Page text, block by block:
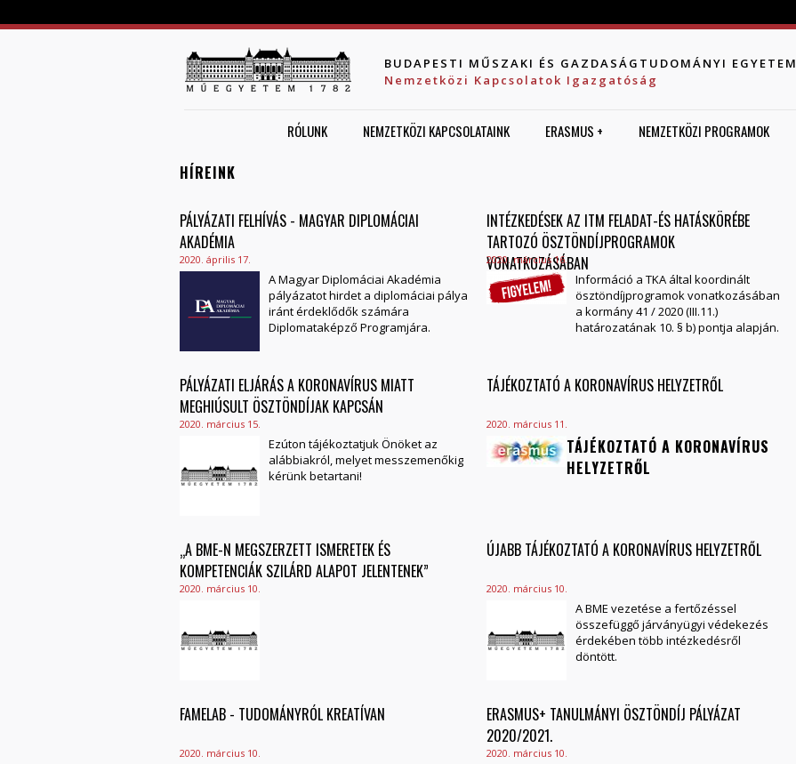
BUDAPESTI MŰSZAKI ÉS GAZDASÁGTUDOMÁNYI EGYETEM
Nemzetközi Kapcsolatok Igazgatóság
RÓLUNK NEMZETKÖZI KAPCSOLATAINK ERASMUS + NEMZETKÖZI PROGRAMOK
HÍREINK
PÁLYÁZATI FELHÍVÁS - MAGYAR DIPLOMÁCIAI
AKADÉMIA
2020. április 17.
A Magyar Diplomáciai Akadémia
pályázatot hirdet a diplomáciai pálya
iránt érdeklődők számára
Diplomataképző Programjára.
INTÉZKEDÉSEK AZ ITM FELADAT-ÉS HATÁSKÖRÉBE
TARTOZÓ ÖSZTÖNDÍJPROGRAMOK
VONATKOZÁSÁBAN
2020. március 16.
Információ a TKA által koordinált
ösztöndíjprogramok vonatkozásában
a kormány 41 / 2020 (III.11.)
határozatának 10. § b) pontja alapján.
PÁLYÁZATI ELJÁRÁS A KORONAVÍRUS MIATT
MEGHIÚSULT ÖSZTÖNDÍJAK KAPCSÁN
2020. március 15.
Ezúton tájékoztatjuk Önöket az
alábbiakról, melyet messzemenőkig
kérünk betartani!
TÁJÉKOZTATÓ A KORONAVÍRUS HELYZETRŐL
2020. március 11.
TÁJÉKOZTATÓ A KORONAVÍRUS
HELYZETRŐL
„A BME-N MEGSZERZETT ISMERETEK ÉS
KOMPETENCIÁK SZILÁRD ALAPOT JELENTENEK”
2020. március 10.
ÚJABB TÁJÉKOZTATÓ A KORONAVÍRUS HELYZETRŐL
2020. március 10.
A BME vezetése a fertőzéssel
összefüggő járványügyi védekezés
érdekében több intézkedésről
döntött.
FAMELAB - TUDOMÁNYRÓL KREATÍVAN
2020. március 10.
ERASMUS+ TANULMÁNYI ÖSZTÖNDÍJ PÁLYÁZAT
2020/2021.
2020. március 10.
OLDALAK